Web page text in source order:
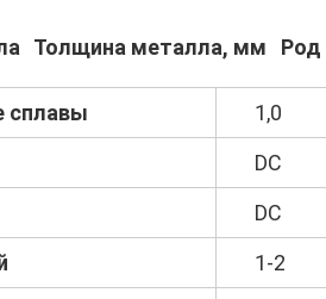
Толщина металла, мм Род
сплавы 1,0
DC
DC
1-2